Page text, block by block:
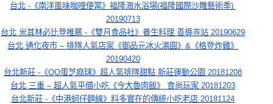
台北 -《南洋風味咖哩便當》福隆海水浴場(福隆國際沙雕藝術季)
20190713
台北 米其林必比登推薦 -《雙月食品社》養生料理 善導寺站 20190629
台北 通化夜市 – 排隊人氣店家《御品元冰火湯圓》&《格登炸雞》
20190420
台北新莊 -《QQ蛋芝麻球》超人氣排隊甜點 新莊運動公園 20181208
台北 三重 – 超人氣平價小吃《今大魯肉飯》 食尚玩家 20181203
台北新莊 -《中港蚵仔麵線》料多實在的傳統小吃老店 20181124